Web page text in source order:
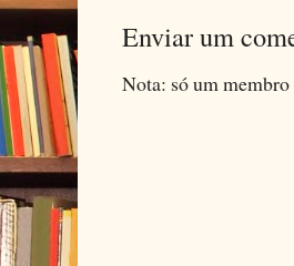
Enviar um
Nota: só um